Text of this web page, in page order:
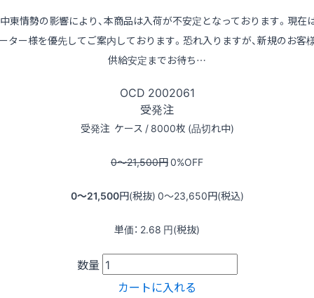
東情勢の影響により、本商品は入荷が不安定となっております。現在
ター様を優先してご案内しております。恐れ入りますが、新規のお客
供給安定までお待ち…
OCD 2002061
受発注
受発注 ケース / 8000枚 (品切れ中)
0〜21,500円0%OFF
0〜21,500円(税抜) 0〜23,650円(税込)
単価： 2.68 円(税抜)
数量
カートに入れる